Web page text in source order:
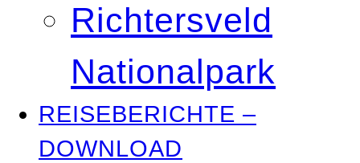
Richtersveld
Nationalpark
REISEBERICHTE –
DOWNLOAD